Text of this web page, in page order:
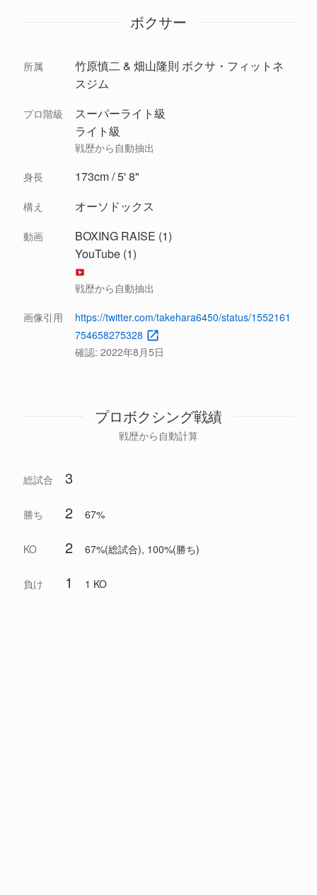
ボクサー
所属
竹原慎二 & 畑山隆則 ボクサ・フィットネ
スジム
プロ階級
スーパーライト級
ライト級
戦歴から自動抽出
身長 173cm / 5' 8"
構え オーソドックス
動画
BOXING RAISE (1)
YouTube (1)
戦歴から自動抽出
画像引用
https://twitter.com/takehara6450/status/1552161
754658275328
確認: 2022年8月5日
プロボクシング戦績
戦歴から自動計算
総試合 3
勝ち 2 67%
KO 2 67%(総試合), 100%(勝ち)
負け 1 1 KO